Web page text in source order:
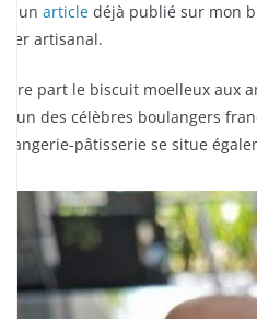
unarticledéjà publié sur mon
artisanal.
part le biscuit moelleux aux
l’un des célèbres boulangers
pâtisserie se situe